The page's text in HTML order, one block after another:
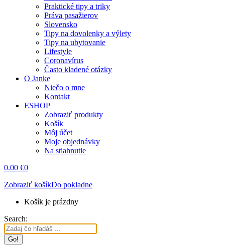
Praktické tipy a triky
Práva pasažierov
Slovensko
Tipy na dovolenky a výlety
Tipy na ubytovanie
Lifestyle
Coronavírus
Často kladené otázky
O Janke
Niečo o mne
Kontakt
ESHOP
Zobraziť produkty
Košík
Môj účet
Moje objednávky
Na stiahnutie
0.00 €0
Zobraziť košíkDo pokladne
Košík je prázdny
Search: